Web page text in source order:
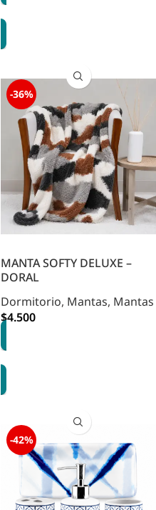
-36%
MANTA SOFTY DELUXE –
DORAL
Dormitorio, Mantas, Mantas
$4.500
-42%